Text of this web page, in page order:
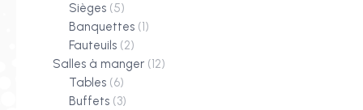
Sièges (5)
Banquettes (1)
Fauteuils (2)
Salles à manger (12)
Tables (6)
Buffets (3)